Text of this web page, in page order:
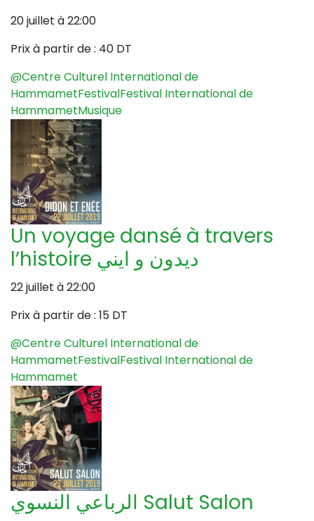
20 juillet à 22:00
Prix à partir de : 40 DT
@Centre Culturel International de
HammametFestivalFestival International de
HammametMusique
Un voyage dansé à travers
l’histoire ديدون و ايني
22 juillet à 22:00
Prix à partir de : 15 DT
@Centre Culturel International de
HammametFestivalFestival International de
Hammamet
الرباعي النسوي Salut Salon